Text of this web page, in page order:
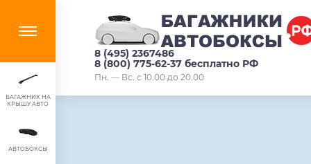
8 (495) 2367486
8 (800) 775-62-37 бесплатно РФ
Пн. — Вс. с 10.00 до 20.00
БАГАЖНИК НА
КРЫШУ АВТО
АВТОБОКСЫ